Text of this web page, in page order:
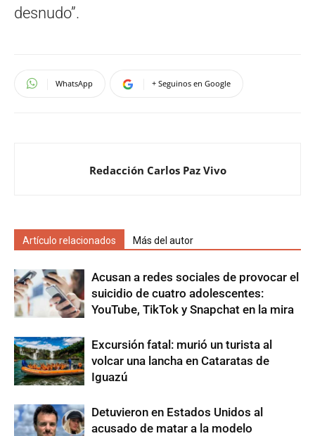
desnudo”.
WhatsApp + Seguinos en Google
Redacción Carlos Paz Vivo
Artículo relacionados Más del autor
Acusan a redes sociales de provocar el
suicidio de cuatro adolescentes:
YouTube, TikTok y Snapchat en la mira
Excursión fatal: murió un turista al
volcar una lancha en Cataratas de
Iguazú
Detuvieron en Estados Unidos al
acusado de matar a la modelo